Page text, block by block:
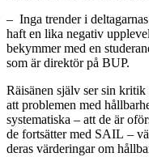
– Inga trender i
haft en lika negativ
bekymmer med en
som är direktör på BUP.
Räisänen själv ser sin
att problemen med
systematiska – att de är
de fortsätter med SAIL –
deras värderingar om